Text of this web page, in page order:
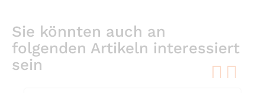
Sie könnten auch an
folgenden Artikeln interessiert
sein